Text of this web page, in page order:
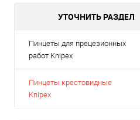
УТОЧНИТЬ РАЗДЕЛ
Пинцеты для прецезионных
работ Knipex
Пинцеты крестовидные
Knipex